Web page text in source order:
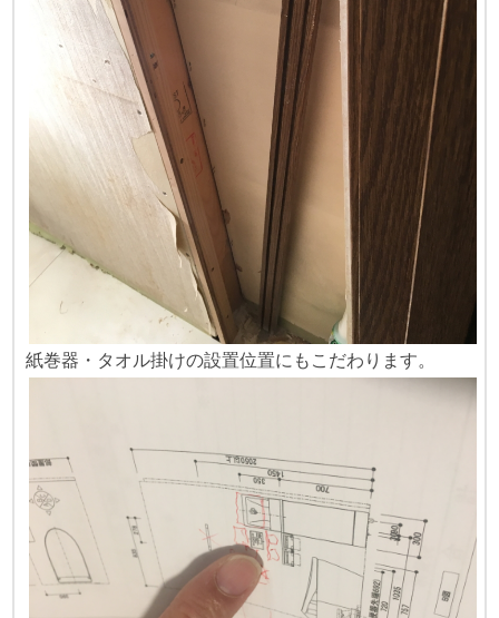
紙巻器・タオル掛けの設置位置にもこだわります。